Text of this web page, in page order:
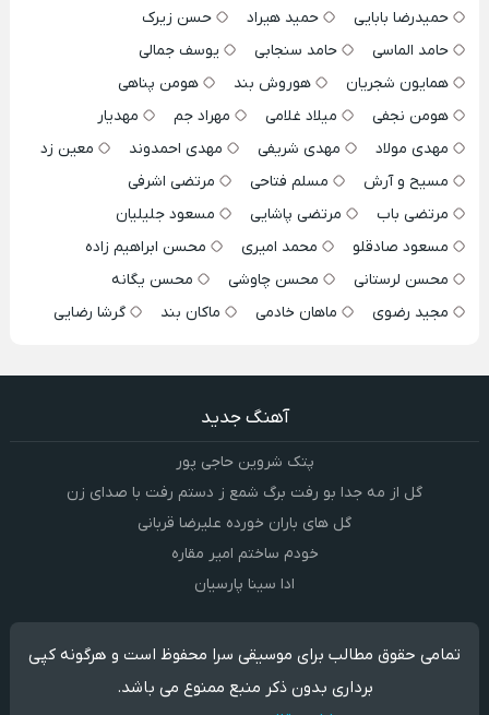
حمیدرضا بابایی
حمید هیراد
حسن زیرک
حامد الماسی
حامد سنجابی
یوسف جمالی
همایون شجریان
هوروش بند
هومن پناهی
هومن نجفی
میلاد غلامی مهراد جم
مهدیار
مهدی مولاد
مهدی شریفی مهدی احمدوند
معین زد
مسیح و آرش
مسلم فتاحی
مرتضی اشرفی
مرتضی باب
مرتضی پاشایی
مسعود جلیلیان
مسعود صادقلو
محمد امیری
محسن ابراهیم زاده
محسن لرستانی
محسن چاوشی
محسن یگانه
مجید رضوی
ماهان خادمی ماکان بند گرشا رضایی
آهنگ جدید
پتک شروین حاجی پور
گل از مه جدا بو رفت برگ شمع ز دستم رفت با صدای زن
گل های باران خورده علیرضا قربانی
خودم ساختم امیر مقاره
ادا سینا پارسیان
تمامی حقوق مطالب برای موسیقی سرا محفوظ است و هرگونه کپی
برداری بدون ذکر منبع ممنوع می باشد.